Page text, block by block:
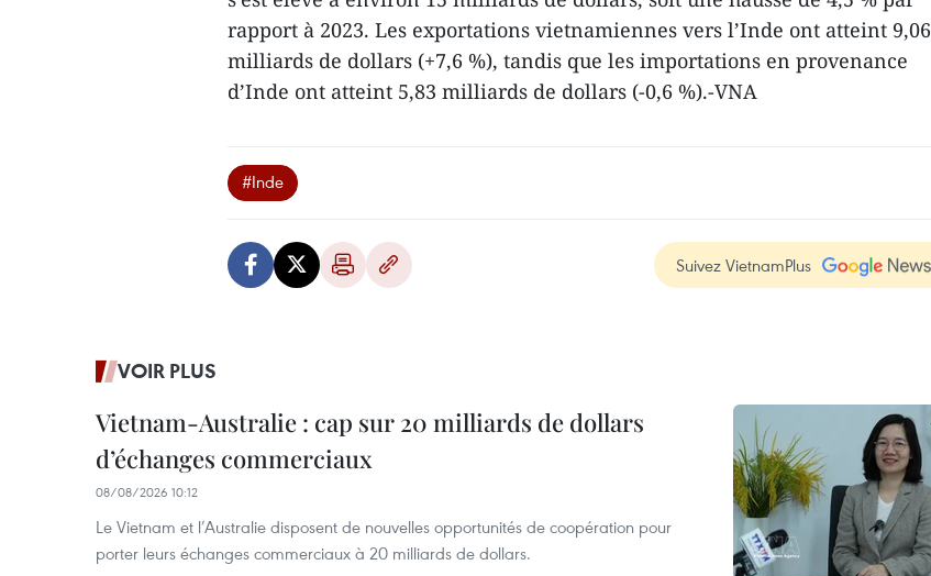
rapport à 2023. Les exportations vietnamiennes vers l’Inde ont atteint 9,06
milliards de dollars (+7,6 %), tandis que les importations en provenance
d’Inde ont atteint 5,83 milliards de dollars (-0,6 %).-VNA
#Inde
Suivez VietnamPlus
VOIR PLUS
Vietnam-Australie : cap sur 20 milliards de dollars
d’échanges commerciaux
08/08/2026 10:12
Le Vietnam et l’Australie disposent de nouvelles opportunités de coopération pour
porter leurs échanges commerciaux à 20 milliards de dollars.